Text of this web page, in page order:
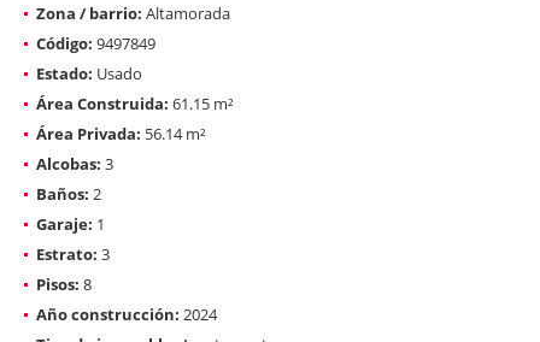
Zona / barrio: Altamorada
Código: 9497849
Estado: Usado
Área Construida: 61.15 m²
Área Privada: 56.14 m²
Alcobas: 3
Baños: 2
Garaje: 1
Estrato: 3
Pisos: 8
Año construcción: 2024